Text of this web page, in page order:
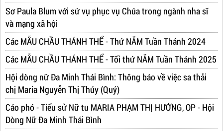
Sơ Paula Blum với sứ vụ phục vụ Chúa trong ngành nha sĩ
và mạng xã hội
Các MẪU CHẦU THÁNH THỂ - Thứ NĂM Tuần Thánh 2024
Các MẪU CHẦU THÁNH THỂ - Tối thứ NĂM Tuần Thánh 2025
Hội dòng nữ Đa Minh Thái Bình: Thông báo về việc sa thải
chị Maria Nguyễn Thị Thúy (Quý)
Cáo phó - Tiểu sử Nữ tu MARIA PHẠM THỊ HƯỚNG, OP - Hội
Dòng Nữ Đa Minh Thái Bình